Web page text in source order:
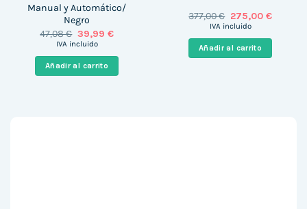
Manual y Automático/
Negro
47,08€ El
precio
era:
47,08 €.
39,99 €El
es:
39,99 €.
IVA incluido
Añadir al carrito
377,00€ El
precio
era:
377,00 €.
275,00 €El
es:
275,00
IVA incluido
Añadir al carrito